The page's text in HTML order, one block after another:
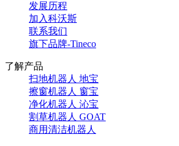
发展历程
加入科沃斯
联系我们
旗下品牌-Tineco
了解产品
扫地机器人 地宝
擦窗机器人 窗宝
净化机器人 沁宝
割草机器人 GOAT
商用清洁机器人